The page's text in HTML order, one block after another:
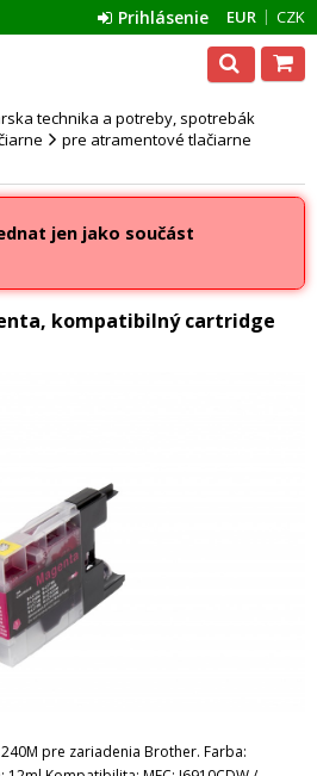
EUR CZK
Prihlásenie
technika a potreby, spotrebák
pre atramentové tlačiarne
jen jako součást
kompatibilný cartridge
pre zariadenia Brother. Farba: